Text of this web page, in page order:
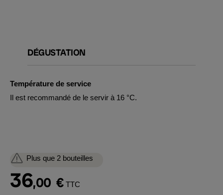
DÉGUSTATION
Température de service
Il est recommandé de le servir à 16 °C.
Plus que 2 bouteilles
36,00 € TTC